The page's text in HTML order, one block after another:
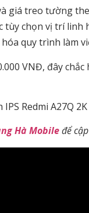
giá treo tường
tùy chọn vị trí
quy trình làm
VNĐ, đây
Redmi A27Q
Hà Mobileđể